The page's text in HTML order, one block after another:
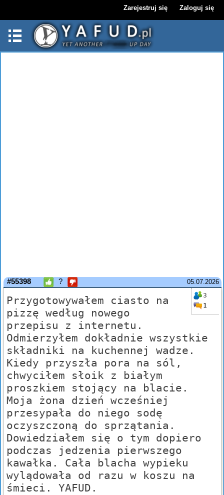
Zarejestruj się Zaloguj się
05.07.2026
#55398 ?
3
1
Przygotowywałem ciasto na
pizzę według nowego
przepisu z internetu.
Odmierzyłem dokładnie wszystkie
składniki na kuchennej wadze.
Kiedy przyszła pora na sól,
chwyciłem słoik z białym
proszkiem stojący na blacie.
Moja żona dzień wcześniej
przesypała do niego sodę
oczyszczoną do sprzątania.
Dowiedziałem się o tym dopiero
podczas jedzenia pierwszego
kawałka. Cała blacha wypieku
wylądowała od razu w koszu na
śmieci. YAFUD.